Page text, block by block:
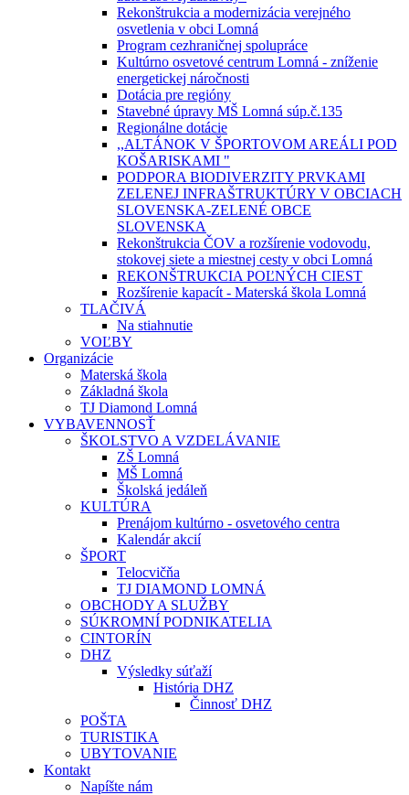
Rekonštrukcia a modernizácia verejného
osvetlenia v obci Lomná
Program cezhraničnej spolupráce
Kultúrno osvetové centrum Lomná - zníženie
energetickej náročnosti
Dotácia pre regióny
Stavebné úpravy MŠ Lomná súp.č.135
Regionálne dotácie
,,ALTÁNOK V ŠPORTOVOM AREÁLI POD
KOŠARISKAMI "
PODPORA BIODIVERZITY PRVKAMI
ZELENEJ INFRAŠTRUKTÚRY V OBCIACH
SLOVENSKA-ZELENÉ OBCE
SLOVENSKA
Rekonštrukcia ČOV a rozšírenie vodovodu,
stokovej siete a miestnej cesty v obci Lomná
REKONŠTRUKCIA POĽNÝCH CIEST
Rozšírenie kapacít - Materská škola Lomná
TLAČIVÁ
Na stiahnutie
VOĽBY
Organizácie
Materská škola
Základná škola
TJ Diamond Lomná
VYBAVENNOSŤ
ŠKOLSTVO A VZDELÁVANIE
ZŠ Lomná
MŠ Lomná
Školská jedáleň
KULTÚRA
Prenájom kultúrno - osvetového centra
Kalendár akcií
ŠPORT
Telocvičňa
TJ DIAMOND LOMNÁ
OBCHODY A SLUŽBY
SÚKROMNÍ PODNIKATELIA
CINTORÍN
DHZ
Výsledky súťaží
História DHZ
Činnosť DHZ
POŠTA
TURISTIKA
UBYTOVANIE
Kontakt
Napíšte nám